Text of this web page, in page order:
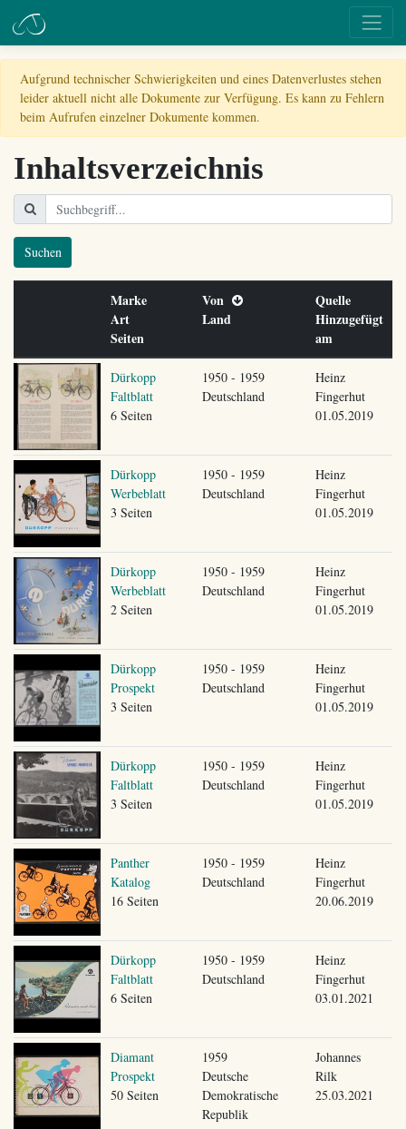
Aufgrund technischer Schwierigkeiten und eines Datenverlustes stehen
leider aktuell nicht alle Dokumente zur Verfügung. Es kann zu Fehlern
beim Aufrufen einzelner Dokumente kommen.
Inhaltsverzeichnis
Suchen
Marke
Art
Seiten
Von
Land
Quelle
Hinzugefügt
am
Dürkopp
Faltblatt
6 Seiten
1950 - 1959
Deutschland
Heinz
Fingerhut
01.05.2019
Dürkopp
Werbeblatt
3 Seiten
1950 - 1959
Deutschland
Heinz
Fingerhut
01.05.2019
Dürkopp
Werbeblatt
2 Seiten
1950 - 1959
Deutschland
Heinz
Fingerhut
01.05.2019
Dürkopp
Prospekt
3 Seiten
1950 - 1959
Deutschland
Heinz
Fingerhut
01.05.2019
Dürkopp
Faltblatt
3 Seiten
1950 - 1959
Deutschland
Heinz
Fingerhut
01.05.2019
Panther
Katalog
16 Seiten
1950 - 1959
Deutschland
Heinz
Fingerhut
20.06.2019
Dürkopp
Faltblatt
6 Seiten
1950 - 1959
Deutschland
Heinz
Fingerhut
03.01.2021
Diamant
Prospekt
50 Seiten
1959
Deutsche
Demokratische
Republik
Johannes
Rilk
25.03.2021